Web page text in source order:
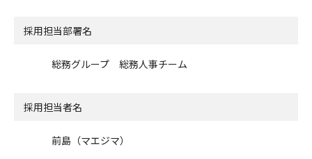
採用担当部署名
総務グループ 総務人事チーム
採用担当者名
前島（マエジマ）